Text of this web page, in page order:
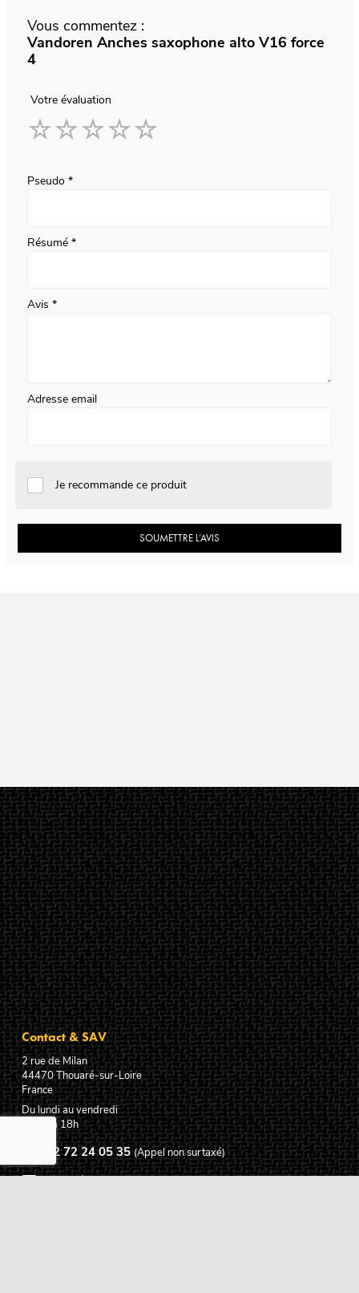
Vous commentez :
Vandoren Anches saxophone alto V16 force
4
Votre évaluation
Pseudo
Résumé
Avis
Adresse email
Je recommande ce produit
SOUMETTRE L’AVIS
Contact & SAV
2 rue de Milan
44470Thouaré-sur-Loire
France
Du lundi au vendredi
De 9h à 18h
02 72 24 05 35 (Appel non surtaxé)
NOUS ÉCRIRE